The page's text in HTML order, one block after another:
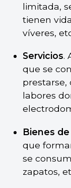
limitada,
tienen
víveres,
Servicios.
que se
prestarse,
labores
Bienes
que
se
zapatos,